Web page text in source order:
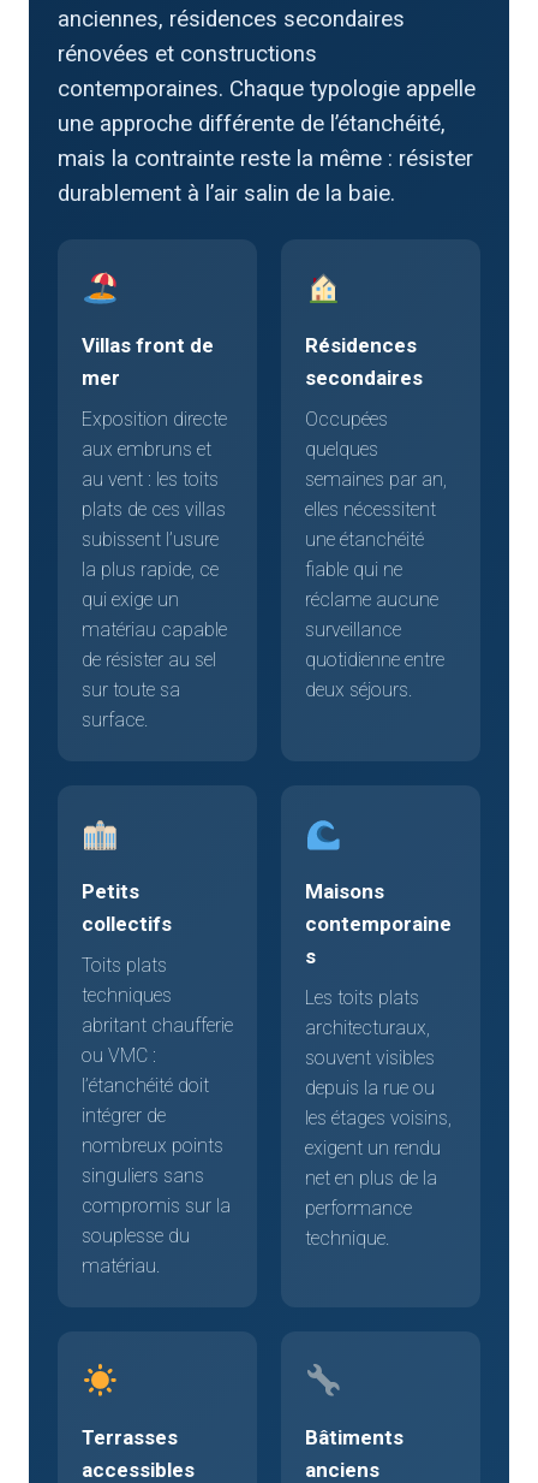
anciennes, résidences secondaires
rénovées et constructions
contemporaines. Chaque typologie appelle
une approche différente de l’étanchéité,
mais la contrainte reste la même : résister
durablement à l’air salin de la baie.
Villas front de
mer
Exposition directe
aux embruns et
au vent : les toits
plats de ces villas
subissent l’usure
la plus rapide, ce
qui exige un
matériau capable
de résister au sel
sur toute sa
surface.
Résidences
secondaires
Occupées
quelques
semaines par an,
elles nécessitent
une étanchéité
fiable qui ne
réclame aucune
surveillance
quotidienne entre
deux séjours.
Petits
collectifs
Toits plats
techniques
abritant chaufferie
ou VMC :
l’étanchéité doit
intégrer de
nombreux points
singuliers sans
compromis sur la
souplesse du
matériau.
Maisons
contemporaine
s
Les toits plats
architecturaux,
souvent visibles
depuis la rue ou
les étages voisins,
exigent un rendu
net en plus de la
performance
technique.
Terrasses
accessibles
Bâtiments
anciens